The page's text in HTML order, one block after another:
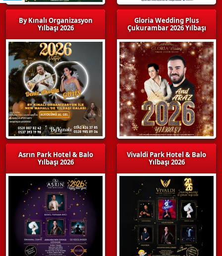
By Kınalı Organizasyon
Yılbaşı 2026
Asrın Park Hotel & Balo
Yılbaşı 2026
Gloria Wedding Plus
Çukurambar 2026 Yılbaşı
Vivaldi Park Hotel & Balo
Yılbaşı 2026